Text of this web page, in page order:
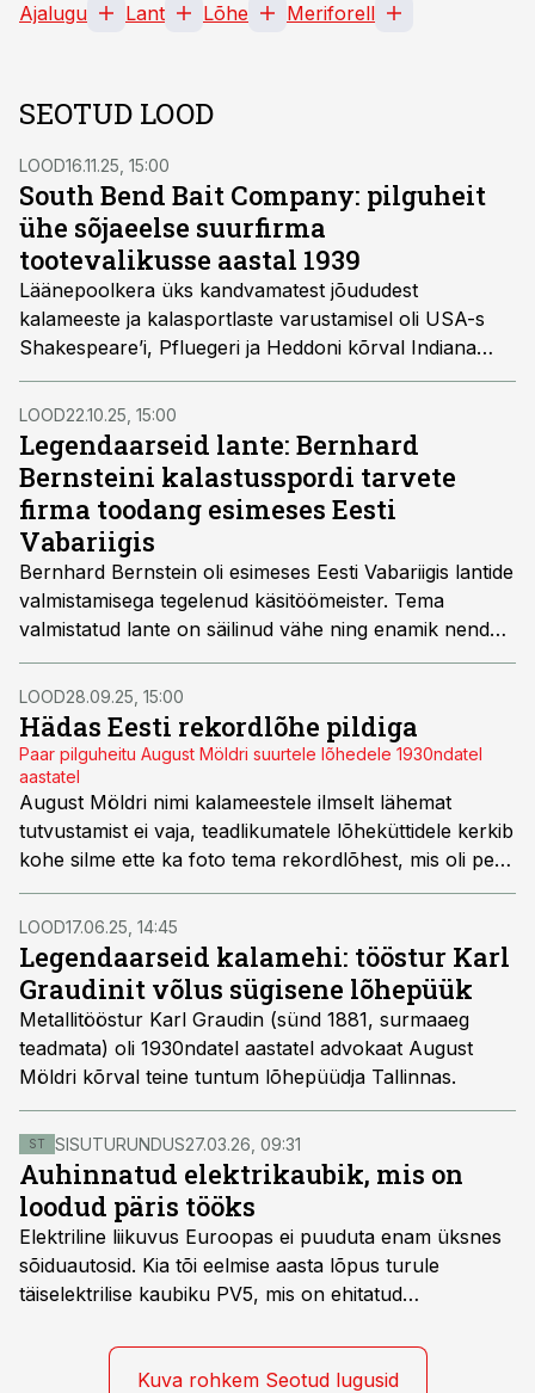
Ajalugu Lant Lõhe Meriforell
SEOTUD LOOD
LOOD16.11.25, 15:00
South Bend Bait Company: pilguheit
ühe sõjaeelse suurfirma
tootevalikusse aastal 1939
Läänepoolkera üks kandvamatest jõududest
kalameeste ja kalasportlaste varustamisel oli USA-s
Shakespeare’i, Pfluegeri ja Heddoni kõrval Indiana
osariigis asuv firma South Bend. Kuigi ettevõtte nimi on
ühe või teise tootega läbi vilksatanud ka varem, on
kasulik heita põhjalikum pilk konkreetselt aega enne
sõda, et näha ja taibata neid olusid, tootelahendusi ja
suundumusi nii ritvade, rullide kui ka nööride vallas,
mis tollal valitsesid ning mis võiks olla kasulikuks
taustaks meie Eesti varasema kalaspordi arengu
uurimisel ja lahtimõtestamisel – seda enam, et andmeid
on meil seni olnud võtta äärmiselt napilt.
LOOD22.10.25, 15:00
Legendaarseid lante: Bernhard
Bernsteini kalastusspordi tarvete
firma toodang esimeses Eesti
Vabariigis
Bernhard Bernstein oli esimeses Eesti Vabariigis lantide
valmistamisega tegelenud käsitöömeister. Tema
valmistatud lante on säilinud vähe ning enamik nendest
on tänaseks kollektsionääride kogudes.
LOOD28.09.25, 15:00
Hädas Eesti rekordlõhe pildiga
Paar pilguheitu August Möldri suurtele lõhedele 1930ndatel
aastatel
August Möldri nimi kalameestele ilmselt lähemat
tutvustamist ei vaja, teadlikumatele lõheküttidele kerkib
kohe silme ette ka foto tema rekordlõhest, mis oli pea
sama pikk kui mees ise. Kalle Kroon uuris välja, et
kala, mis tollel kuulsaks saanud fotol koos püüdjaga
üles on võetud, pole üldsegi see, millena seda hiljem
on esitletud ning viga on kandunud läbi aastakümnete.
LOOD17.06.25, 14:45
Legendaarseid kalamehi: tööstur Karl
Graudinit võlus sügisene lõhepüük
Metallitööstur Karl Graudin (sünd 1881, surmaaeg
teadmata) oli 1930ndatel aastatel advokaat August
Möldri kõrval teine tuntum lõhepüüdja Tallinnas.
ST SISUTURUNDUS27.03.26, 09:31
Auhinnatud elektrikaubik, mis on
loodud päris tööks
Elektriline liikuvus Euroopas ei puuduta enam üksnes
sõiduautosid. Kia tõi eelmise aasta lõpus turule
täiselektrilise kaubiku PV5, mis on ehitatud
platvormile e-GMP.s ja pakub hulgaliselt võimalusi
tarbesõiduki konfigureerimiseks. Kia PV5 on saadaval
Kuva rohkem Seotud lugusid